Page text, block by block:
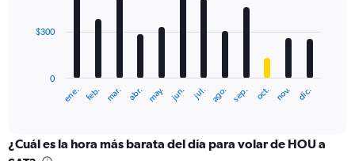
The
categories.
Range:
ene. feb. mar. abr. may. jun. jul. ago. sep. oct. nov. dic.
0
$300
¿Cuál es la hora más barata del día para volar de HOU a